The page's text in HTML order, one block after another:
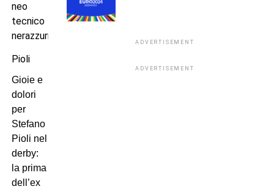
neo
tecnico
nerazzurro.
Pioli
Gioie e
dolori
per
Stefano
Pioli nel
derby:
la prima
dell’ex
ADVERTISEMENT
ADVERTISEMENT